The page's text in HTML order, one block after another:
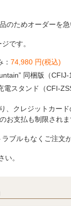
ためオーダーを急
です。
74,980 円(税込)
同梱版（CFIJ-
スタンド（CFI-
、クレジットカー
お支払も制限されま
ブルもなくご注文
。